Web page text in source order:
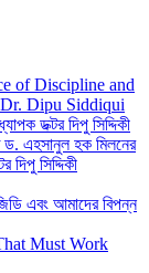
of Discipline and
Dipu Siddiqui
ডক্টর দিপু সিদ্দিকী
ড. এহসানুল হক মিলনের
দিপু সিদ্দিকী
এবং আমাদের বিপন্ন
Must Work